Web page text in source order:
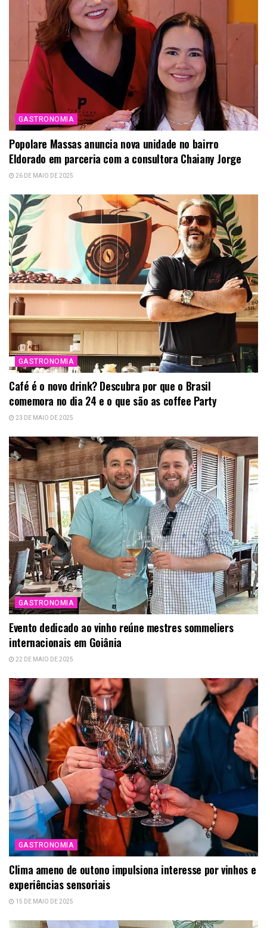
GASTRONOMIA
Popolare Massas anuncia nova unidade no bairro
Eldorado em parceria com a consultora Chaiany Jorge
26 DE MAIO DE 2025
GASTRONOMIA
Café é o novo drink? Descubra por que o Brasil
comemora no dia 24 e o que são as coffee Party
23 DE MAIO DE 2025
GASTRONOMIA
Evento dedicado ao vinho reúne mestres sommeliers
internacionais em Goiânia
22 DE MAIO DE 2025
GASTRONOMIA
Clima ameno de outono impulsiona interesse por vinhos e
experiências sensoriais
15 DE MAIO DE 2025